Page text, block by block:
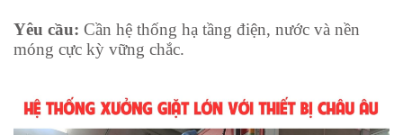
Yêu cầu: Cần hệ thống hạ tầng điện, nước và nền
móng cực kỳ vững chắc.